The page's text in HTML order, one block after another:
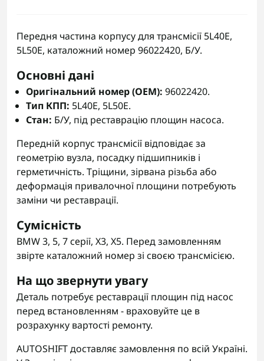
Передня частина корпусу для трансмісії 5L40E,
5L50E, каталожний номер 96022420, Б/У.
Основні дані
Оригінальний номер (OEM): 96022420.
Тип КПП: 5L40E, 5L50E.
Стан: Б/У, під реставрацію площин насоса.
Передній корпус трансмісії відповідає за
геометрію вузла, посадку підшипників і
герметичність. Тріщини, зірвана різьба або
деформація привалочної площини потребують
заміни чи реставрації.
Сумісність
BMW 3, 5, 7 серії, X3, X5. Перед замовленням
звірте каталожний номер зі своєю трансмісією.
На що звернути увагу
Деталь потребує реставрації площин під насос
перед встановленням - враховуйте це в
розрахунку вартості ремонту.
AUTOSHIFT доставляє замовлення по всій Україні.